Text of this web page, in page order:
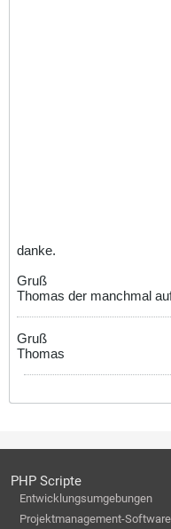
danke.
Gruß
Thomas der manchmal
Gruß
Thomas
PHP Scripte
Entwicklungsumgebungen
Projektmanagement-Software